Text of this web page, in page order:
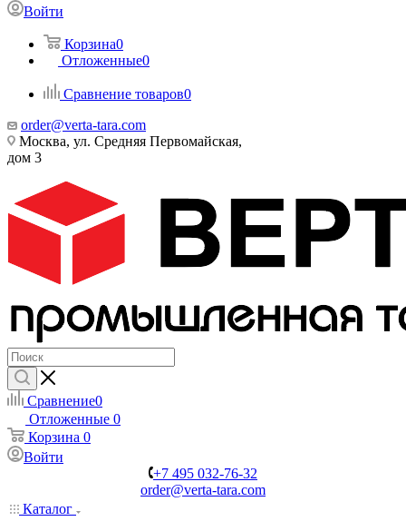
Войти
Корзина0
Отложенные0
Сравнение товаров0
order@verta-tara.com
Москва, ул. Средняя Первомайская,
дом 3
Сравнение0
Отложенные 0
Корзина 0
Войти
+7 495 032-76-32
order@verta-tara.com
Каталог